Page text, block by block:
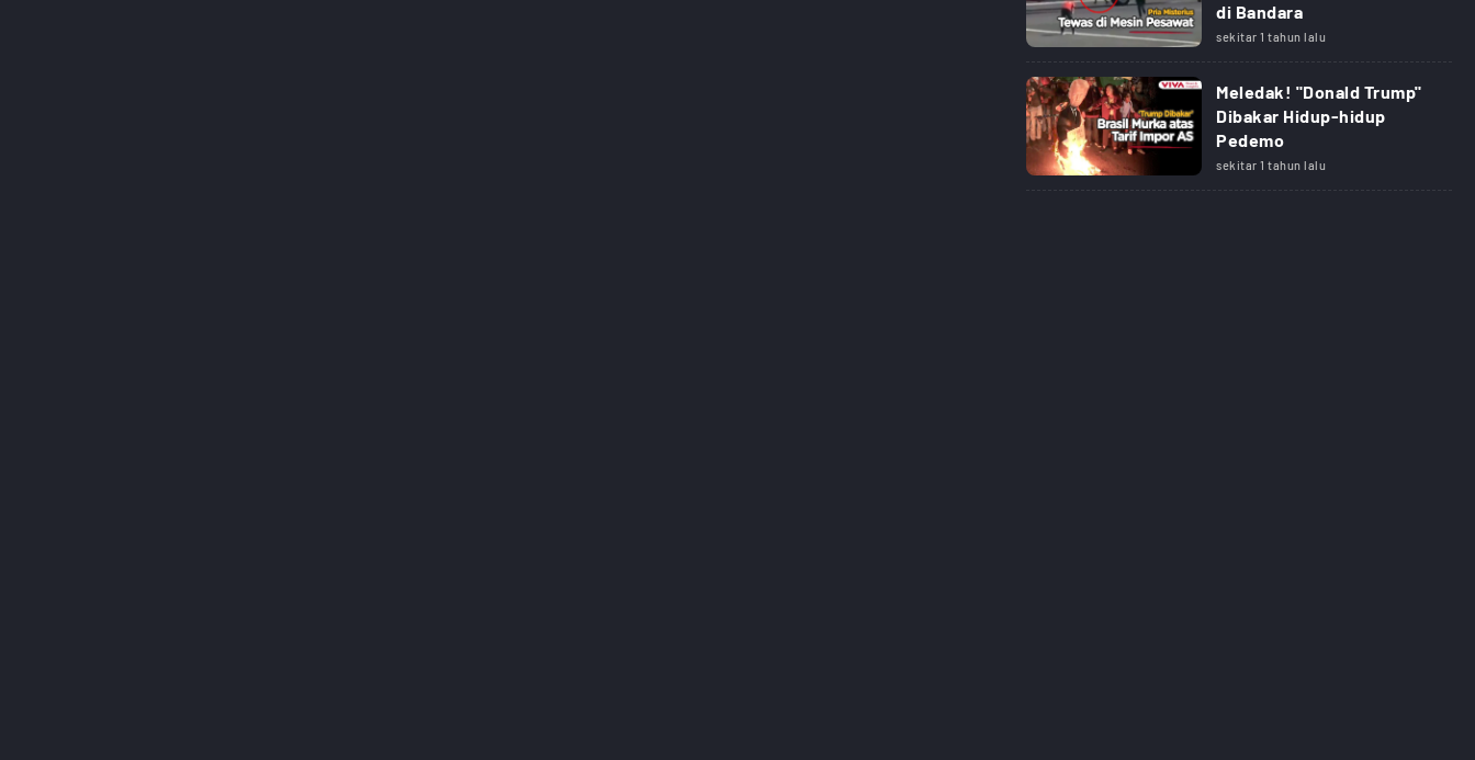
di Bandara
sekitar 1 tahun lalu
Meledak! "Donald Trump"
Dibakar Hidup-hidup
Pedemo
sekitar 1 tahun lalu